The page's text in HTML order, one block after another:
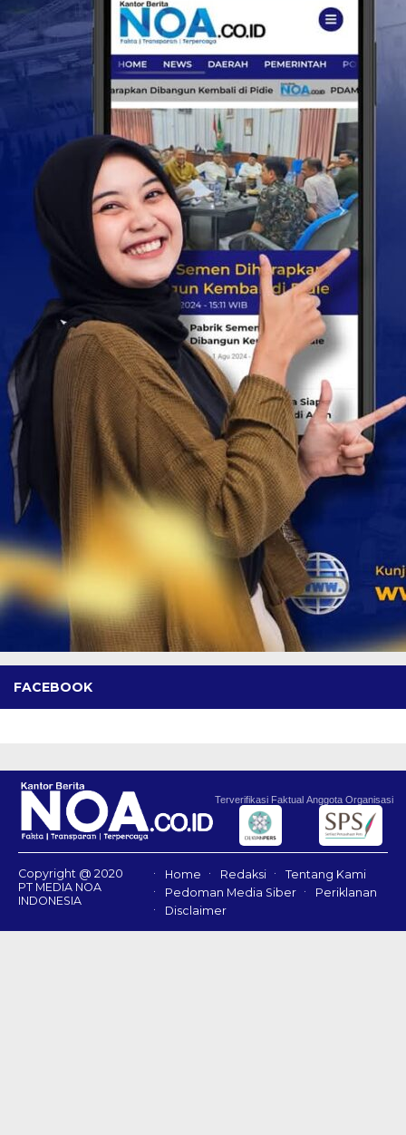
FACEBOOK
Terverifikasi Faktual Anggota Organisasi
Copyright @ 2020
PT MEDIA NOA
INDONESIA
Home Redaksi
Tentang Kami
Pedoman Media Siber
Periklanan
Disclaimer